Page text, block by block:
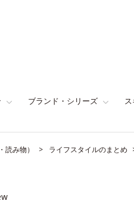
ブランド・シリーズ
読み物） ライフスタイルのまとめ